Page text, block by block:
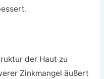
der Haut zu
Zinkmangel äußert